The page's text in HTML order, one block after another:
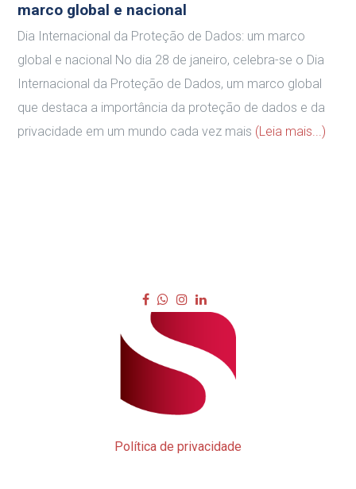
marco global e nacional
Dia Internacional da Proteção de Dados: um marco
global e nacional No dia 28 de janeiro, celebra-se o Dia
Internacional da Proteção de Dados, um marco global
que destaca a importância da proteção de dados e da
privacidade em um mundo cada vez mais (Leia mais...)
Política de privacidade